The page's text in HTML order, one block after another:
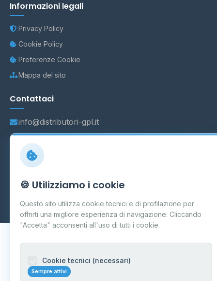
Informazioni legali
Privacy Policy
Cookie Policy
Preferenze Cookie
Mappa del sito
Contattaci
info@distributori-gpl.it
Carpi P.IVA 03859300364
Aggiornamento quotidiano
🍪 Utilizziamo i cookie
Questo sito utilizza cookie tecnici e di profilazione per
offrirti una migliore esperienza di navigazione. Cliccando
"Accetta" acconsenti all'uso di tutti i cookie.
Cookie tecnici (necessari)
Sempre attivi